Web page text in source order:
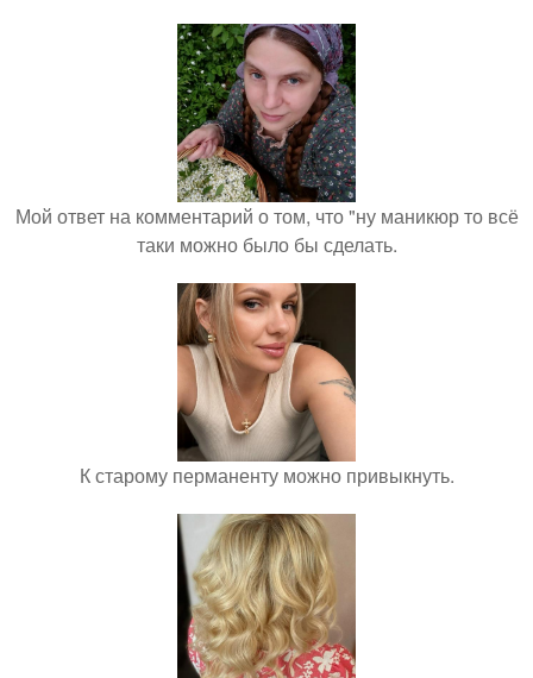
Мой ответ на комментарий о том, что "ну маникюр то всё
таки можно было бы сделать.
К старому перманенту можно привыкнуть.